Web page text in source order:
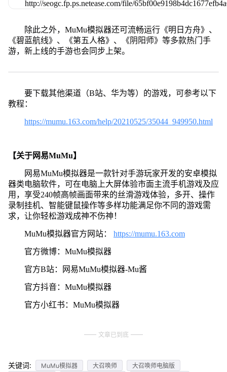
除此之外，MuMu模拟器还可流畅运行《明日方舟》、
《碧蓝航线》、《第五人格》、《阴阳师》等多款热门手
游，新上线的手游也会同步上架。
要下载其他渠道（B站、华为等）的游戏，可参考以下
教程：
https://mumu.163.com/help/20210525/35044_949950.html
【关于网易MuMu】
网易MuMu模拟器是一款针对手游玩家开发的安卓模拟
器类电脑软件，可在电脑上大屏体验市面主流手机游戏及应
用，享受240帧高帧画面带来的丝滑游戏体验，多开、操作
录制挂机、智能键鼠操作等多样功能满足你不同的游戏需
求，让你轻松游戏成神不伤神！
MuMu模拟器官方网站： https://mumu.163.com
官方微博：MuMu模拟器
官方B站：网易MuMu模拟器-Mu酱
官方抖音：MuMu模拟器
官方小红书：MuMu模拟器
文章已到底
关键词: MuMu模拟器 大召唤师
大召唤师电脑版